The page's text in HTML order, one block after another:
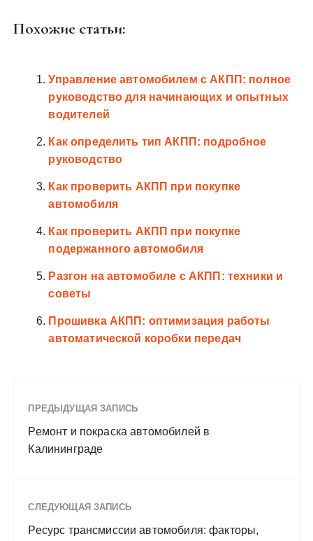
Похожие статьи:
Управление автомобилем с АКПП: полное
руководство для начинающих и опытных
водителей
Как определить тип АКПП: подробное
руководство
Как проверить АКПП при покупке
автомобиля
Как проверить АКПП при покупке
подержанного автомобиля
Разгон на автомобиле с АКПП: техники и
советы
Прошивка АКПП: оптимизация работы
автоматической коробки передач
ПРЕДЫДУЩАЯ ЗАПИСЬ
Ремонт и покраска автомобилей в
Калининграде
СЛЕДУЮЩАЯ ЗАПИСЬ
Ресурс трансмиссии автомобиля: факторы,